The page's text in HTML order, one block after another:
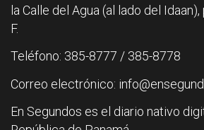
la Calle del Agua (al lado del
F.
Teléfono: 385-8777 / 385-8778
Correo electrónico:
En Segundos es el diario nativo